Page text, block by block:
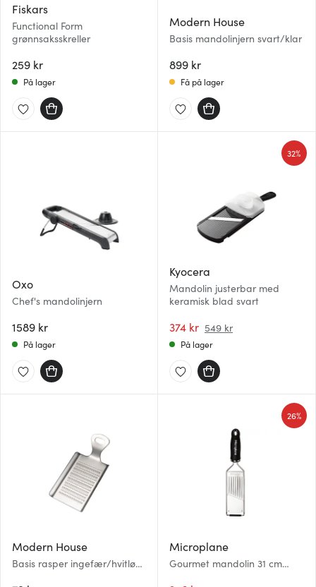
Fiskars
Functional Form
grønnsaksskreller
259 kr
På lager
Modern House
Basis mandolinjern svart/klar
899 kr
Få på lager
Oxo
Chef's mandolinjern
1589 kr
På lager
Kyocera
Mandolin justerbar med
keramisk blad svart
374 kr 549 kr
32%
På lager
Modern House
Basis rasper ingefær/hvitløk
Microplane
Gourmet mandolin 31 cm
26%